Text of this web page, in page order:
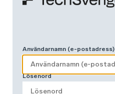
Användarnamn (e-postadress)
Lösenord